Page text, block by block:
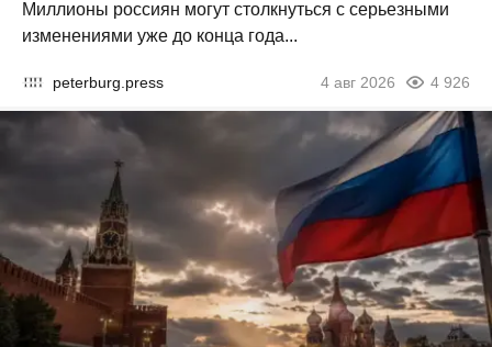
Миллионы россиян могут столкнуться с серьезными
изменениями уже до конца года...
peterburg.press 4 авг 2026 4 926